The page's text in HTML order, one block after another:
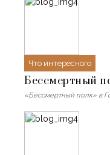
Что интересного
Бессмертный
«Бессмертный полк» в